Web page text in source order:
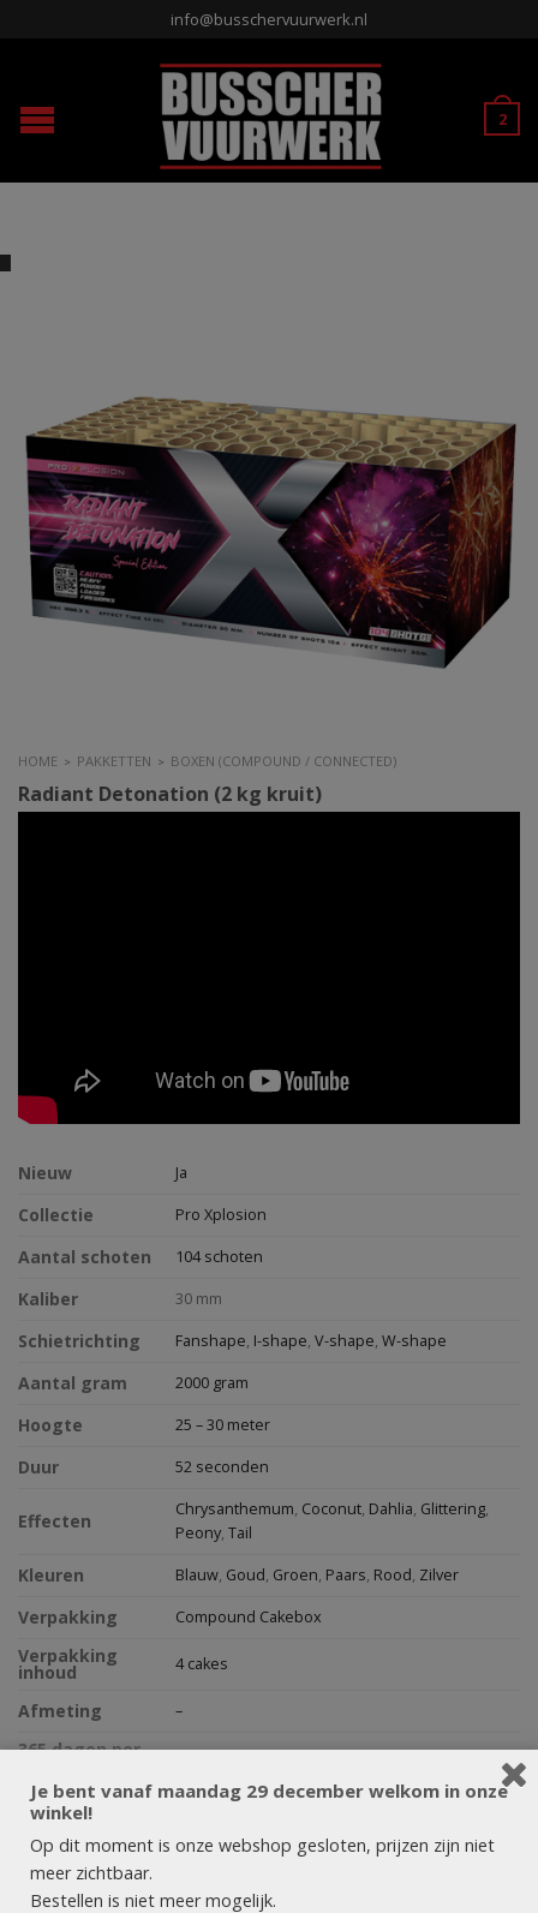
info@busschervuurwerk.nl
2
HOME > PAKKETTEN > BOXEN (COMPOUND / CONNECTED)
Radiant Detonation (2 kg kruit)
Nieuw Ja
Collectie Pro Xplosion
Aantal schoten 104 schoten
Kaliber 30 mm
Schietrichting Fanshape, I-shape, V-shape, W-shape
Aantal gram 2000 gram
Hoogte 25 – 30 meter
Duur 52 seconden
Effecten
Chrysanthemum, Coconut, Dahlia, Glittering,
Peony, Tail
Kleuren Blauw, Goud, Groen, Paars, Rood, Zilver
Verpakking Compound Cakebox
Verpakking
inhoud 4 cakes
Afmeting –
365 dagen per
Artikelnummer:8456
Je bent vanaf maandag 29 december welkom in onze
winkel!
Op dit moment is onze webshop gesloten, prijzen zijn niet
meer zichtbaar.
Bestellen is niet meer mogelijk.